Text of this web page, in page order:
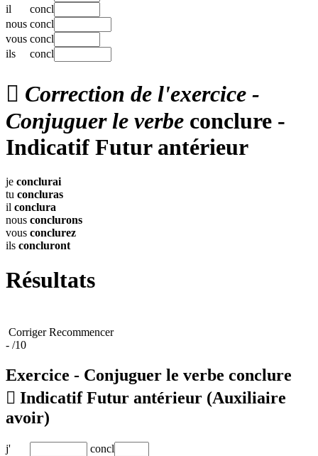
il
concl
nous concl
vous concl
ils
concl
 Correction de l'exercice -
Conjuguer le verbe conclure -
Indicatif Futur antérieur
je conclurai
tu concluras
il conclura
nous conclurons
vous conclurez
ils concluront
Résultats
CorrigerRecommencer
- /10
Exercice - Conjuguer le verbe conclure
 Indicatif Futur antérieur (Auxiliaire
avoir)
j'
concl